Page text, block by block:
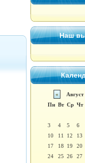
Наш
«
Пн Вт Ср Чт
3
4 5 6
10
11 12 13
17
18 19 20
24
25 26 27